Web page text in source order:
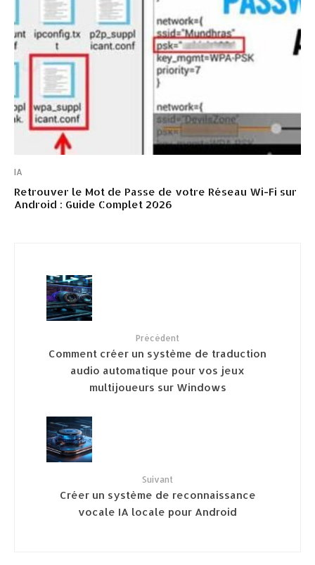
IA
Retrouver le Mot de Passe de votre Réseau Wi-Fi sur
Android : Guide Complet 2026
Précédent
Comment créer un système de traduction
audio automatique pour vos jeux
multijoueurs sur Windows
Suivant
Créer un système de reconnaissance
vocale IA locale pour Android